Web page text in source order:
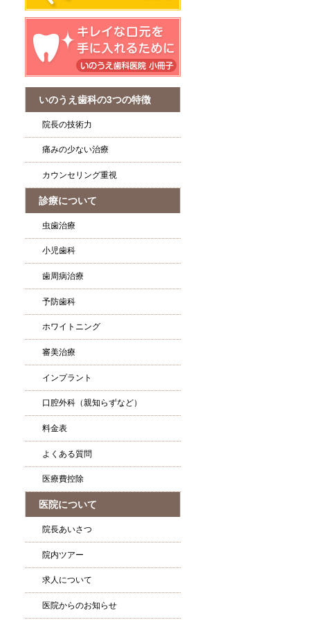
いのうえ歯科の3つの特徴
院長の技術力
痛みの少ない治療
カウンセリング重視
診療について
虫歯治療
小児歯科
歯周病治療
予防歯科
ホワイトニング
審美治療
インプラント
口腔外科（親知らずなど）
料金表
よくある質問
医療費控除
医院について
院長あいさつ
院内ツアー
求人について
医院からのお知らせ